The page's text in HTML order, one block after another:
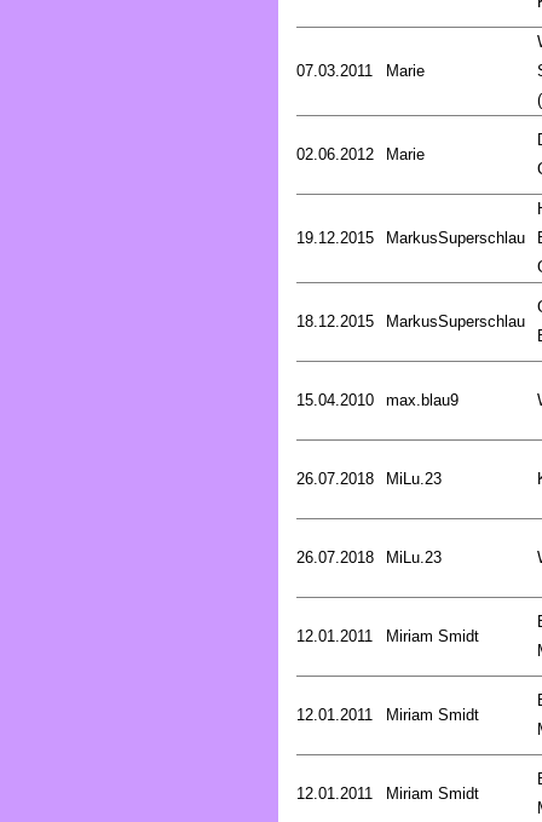
07.03.2011 Marie
02.06.2012 Marie
19.12.2015 MarkusSuperschlau
18.12.2015 MarkusSuperschlau
15.04.2010 max.blau9
26.07.2018 MiLu.23
26.07.2018 MiLu.23
12.01.2011 Miriam Smidt
12.01.2011 Miriam Smidt
12.01.2011 Miriam Smidt